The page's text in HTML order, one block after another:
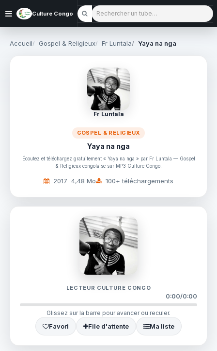
Culture Congo Rechercher un tube
Accueil Gospel & Religieux Fr Luntala Yaya na nga
Fr Luntala
GOSPEL & RELIGIEUX
Yaya na nga
Écoutez et téléchargez gratuitement « Yaya na nga » par Fr Luntala — Gospel
& Religieux congolaise sur MP3 Culture Congo.
2017 4,48 Mo 100+ téléchargements
LECTEUR CULTURE CONGO
0:00/0:00
Glissez sur la barre pour avancer ou reculer.
Favori File d'attente Ma liste